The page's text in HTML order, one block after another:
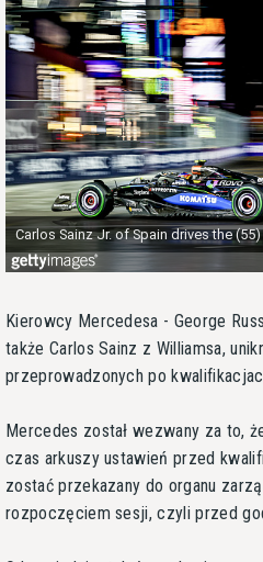
Kierowcy Mercedesa - George
także Carlos Sainz z Williamsa,
przeprowadzonych po
Mercedes został wezwany za to,
czas arkuszy ustawień przed
zostać przekazany do organu
rozpoczęciem sesji, czyli przed